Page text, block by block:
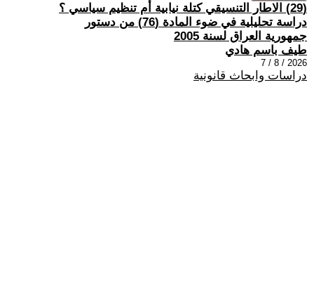
(29) الاطار التنسيقي كتلة نيابية أم تنظيم سياسي ؟
دراسة تحليلية في ضوء المادة (76) من دستور
جمهورية العراق لسنة 2005
طيف باسم هادي
2026 / 8 / 7
دراسات وابحاث قانونية